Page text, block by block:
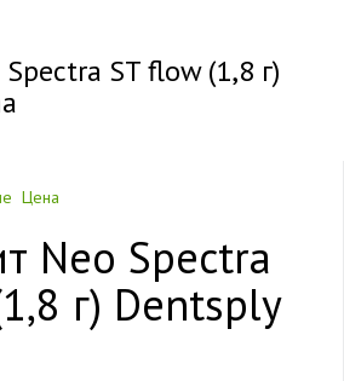
ST flow (1,8 г)
Цена
Neo Spectra
г) Dentsply